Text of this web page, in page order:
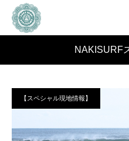
NAKISURF
【スペシャル現地情報】